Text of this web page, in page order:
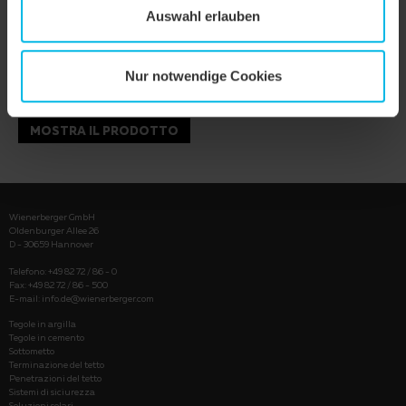
Auswahl erlauben
Nur notwendige Cookies
MOSTRA IL PRODOTTO
Wienerberger GmbH
Oldenburger Allee 26
D - 30659 Hannover
Telefono: +49 82 72 / 86 - 0
Fax: +49 82 72 / 86 - 500
E-mail: info.de@wienerberger.com
Tegole in argilla
Tegole in cemento
Sottometto
Terminazione del tetto
Penetrazioni del tetto
Sistemi di siciurezza